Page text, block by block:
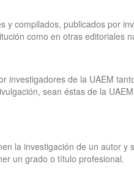
y compilados, publicados por
como en otras editoriales
investigadores de la UAEM
sean éstas de la
la investigación de un autor y
un grado o título profesional.